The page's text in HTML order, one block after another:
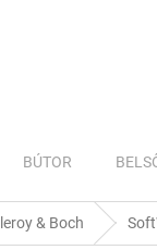
BÚTOR
& Boch